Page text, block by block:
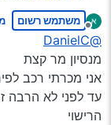
עבירה
הוא
מנותק
משתמש רשום
@DanielC
מנסיון מר קצת
אני מכרתי רכב
עד לפני לא הרבה
הרישוי